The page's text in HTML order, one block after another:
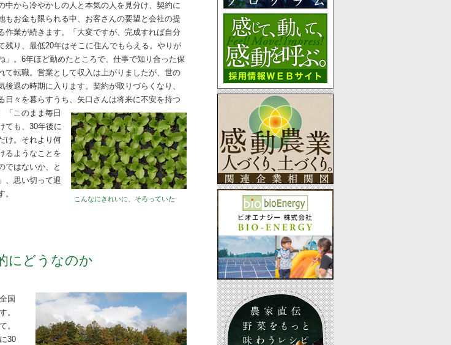
中から冷やかしの人と本気の人を見分け、契約に
もお金も限られる中、お客さんの要望と会社の提
作業が続きます。「大変ですが、完成すれば自分
残り、最低20年はそこに住んでもらえる。やりが
」。6年ほど勤めたところで、仕事で知り合った保
て転職。営業として収入は上がりましたが、世の
後退の時期に入ります。契約が取りづらくなり、
日々を暮らすうち、矢口さんは将来に不安を持つ
こんなにきれいに、そろっていた
「このまま毎日
ても、30年後に
け。それより何
るようなことを
ではないか、と
、思い切って退
。
にどうなのか
国
。
。
30